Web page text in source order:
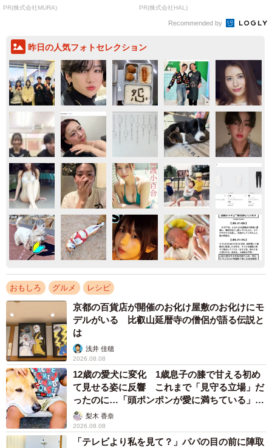
致」する方...
PR(株式会社MURA) PR(株式会社HAL)
Recommended by
昨日の人気フォトセレクション
おもしろ グルメ レシピ
京都の百貨店が開催のお化け屋敷のお化けにモ
デルがいる 比叡山延暦寺の僧侶が語る伝説と
は
浅井 佳穂
2026.08.08
12歳の愛犬に変化 1歳息子の膝で甘える初め
て見せる姿に反響 これまで「見守る立場」だ
ったのに…「頭ポンポンが愛に満ちている」
「尊…」
梨木 香奈
2026.08.08
「テレビより私を見て？」パパの目の前に陣取